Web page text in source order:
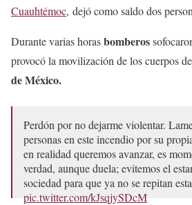
Cuauhtémoc, dejó como saldo dos
Durante varias horasbomberos
provocó la movilización de los cuerpos
de México.
Perdón por no dejarme violentar.
personas en este incendio por su
en realidad queremos avanzar, es
verdad, aunque duela; evitemos el
sociedad para que ya no se repitan
pic.twitter.com/kJsqjySDcM